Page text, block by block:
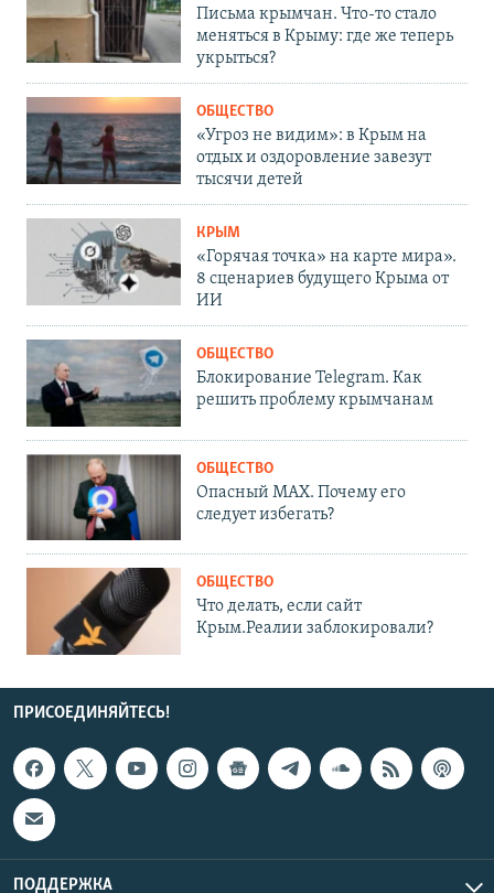
Письма крымчан. Что-то стало
меняться в Крыму: где же теперь
укрыться?
ОБЩЕСТВО
«Угроз не видим»: в Крым на
отдых и оздоровление завезут
тысячи детей
КРЫМ
«Горячая точка» на карте мира».
8 сценариев будущего Крыма от
ИИ
ОБЩЕСТВО
Блокирование Telegram. Как
решить проблему крымчанам
ОБЩЕСТВО
Опасный MAX. Почему его
следует избегать?
ОБЩЕСТВО
Что делать, если сайт
Крым.Реалии заблокировали?
ПРИСОЕДИНЯЙТЕСЬ!
ПОДДЕРЖКА